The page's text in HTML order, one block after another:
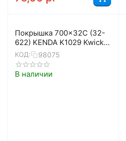
Покрышка 700x32C (32-
622) KENDA K1029 Kwick
Roller Sport 5-524867
КОД: 98075
В наличии